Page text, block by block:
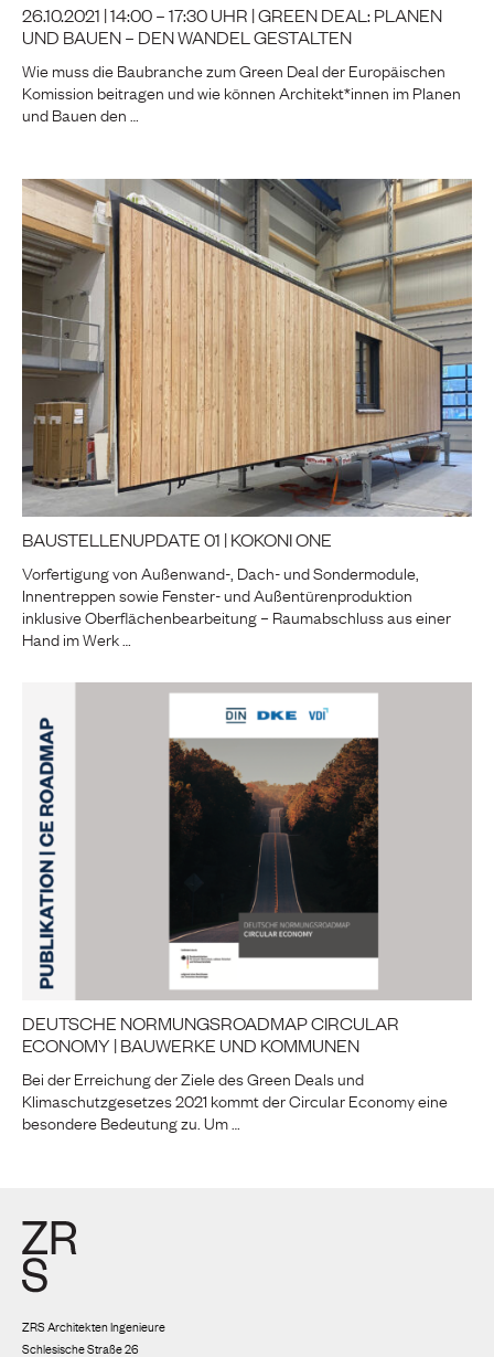
26.10.2021 | 14:00 – 17:30 UHR | GREEN DEAL: PLANEN
UND BAUEN – DEN WANDEL GESTALTEN
Wie muss die Baubranche zum Green Deal der Europäischen
Komission beitragen und wie können Architekt*innen im Planen
und Bauen den …
BAUSTELLENUPDATE 01 | KOKONI ONE
Vorfertigung von Außenwand-, Dach- und Sondermodule,
Innentreppen sowie Fenster- und Außentürenproduktion
inklusive Oberflächenbearbeitung – Raumabschluss aus einer
Hand im Werk …
DEUTSCHE NORMUNGSROADMAP CIRCULAR
ECONOMY | BAUWERKE UND KOMMUNEN
Bei der Erreichung der Ziele des Green Deals und
Klimaschutzgesetzes 2021 kommt der Circular Economy eine
besondere Bedeutung zu. Um …
ZRS Architekten Ingenieure
Schlesische Straße 26